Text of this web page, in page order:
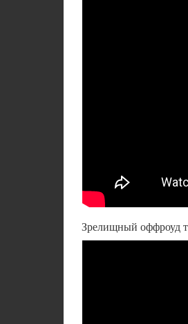
Зрелищный оффроуд